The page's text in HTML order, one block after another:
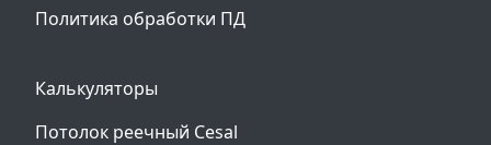
Политика обработки ПД
Калькуляторы
Потолок реечный Cesal